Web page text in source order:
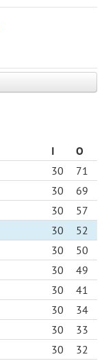
І
О
30
71
30
69
30
57
30
52
30
50
30
49
30
41
30
34
30
33
30
32